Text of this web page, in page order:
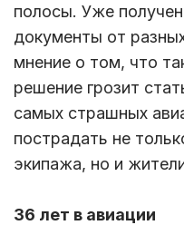
полосы. Уже
документы от
мнение о том, что
решение грозит
самых страшных
пострадать не
экипажа, но и
36 лет в авиации